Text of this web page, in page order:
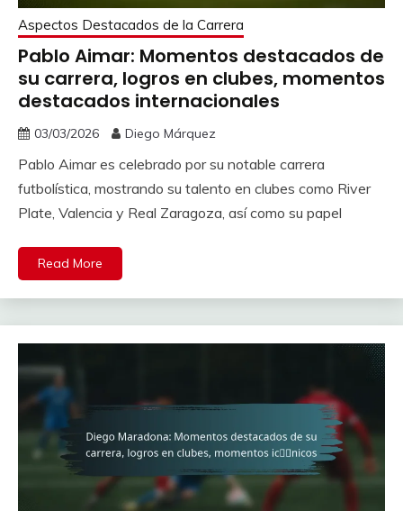
Aspectos Destacados de la Carrera
Pablo Aimar: Momentos destacados de
su carrera, logros en clubes, momentos
destacados internacionales
03/03/2026 Diego Márquez
Pablo Aimar es celebrado por su notable carrera
futbolística, mostrando su talento en clubes como River
Plate, Valencia y Real Zaragoza, así como su papel
Read More